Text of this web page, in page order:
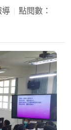
導
點閱數：